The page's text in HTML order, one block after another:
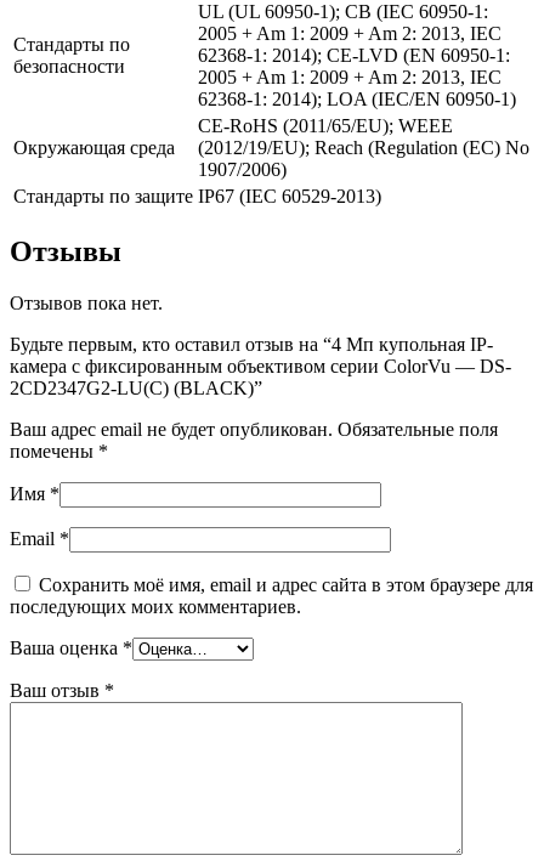
Стандарты по
безопасности
UL (UL 60950-1); CB (IEC 60950-1:
2005 + Am 1: 2009 + Am 2: 2013, IEC
62368-1: 2014); CE-LVD (EN 60950-1:
2005 + Am 1: 2009 + Am 2: 2013, IEC
62368-1: 2014); LOA (IEC/EN 60950-1)
Окружающая среда
CE-RoHS (2011/65/EU); WEEE
(2012/19/EU); Reach (Regulation (EC) No
1907/2006)
Стандарты по защите IP67 (IEC 60529-2013)
Отзывы
Отзывов пока нет.
Будьте первым, кто оставил отзыв на “4 Мп купольная IP-
камера с фиксированным объективом серии ColorVu — DS-
2CD2347G2-LU(C) (BLACK)”
Ваш адрес email не будет опубликован. Обязательные поля
помечены *
Имя *
Email *
Сохранить моё имя, email и адрес сайта в этом браузере для
последующих моих комментариев.
Ваша оценка *
Ваш отзыв *